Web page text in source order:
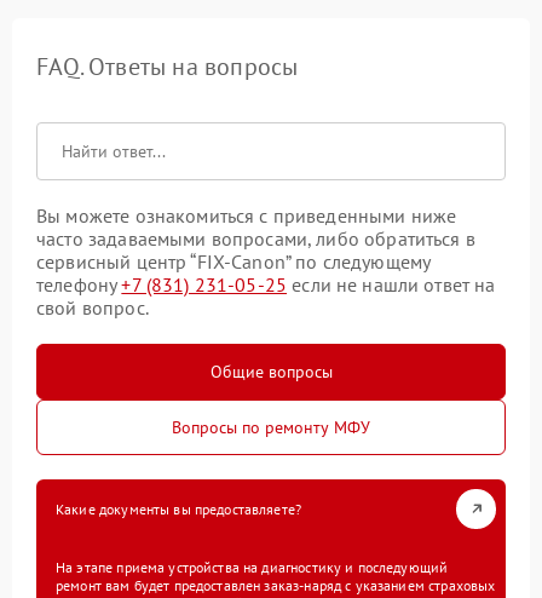
FAQ. Ответы на вопросы
Вы можете ознакомиться с приведенными ниже
часто задаваемыми вопросами, либо обратиться в
сервисный центр “FIX-Canon” по следующему
телефону+7 (831) 231-05-25 если не нашли ответ на
свой вопрос.
Общие вопросы
Вопросы по ремонту МФУ
Какие документы вы предоставляете?
На этапе приема устройства на диагностику и последующий
ремонт вам будет предоставлен заказ-наряд с указанием страховых